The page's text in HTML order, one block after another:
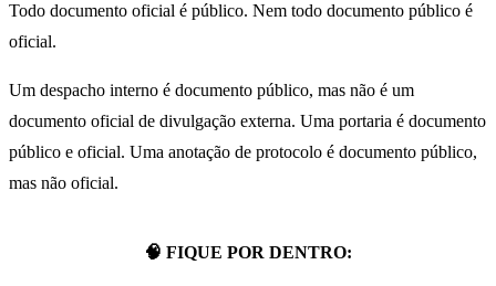
Todo documento oficial é público. Nem todo documento público é
oficial.
Um despacho interno é documento público, mas não é um
documento oficial de divulgação externa. Uma portaria é documento
público e oficial. Uma anotação de protocolo é documento público,
mas não oficial.
🧠 FIQUE POR DENTRO: